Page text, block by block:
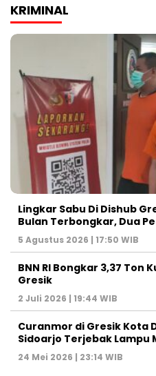
KRIMINAL
Lingkar Sabu Di Dishub
Bulan Terbongkar, Dua
5 Agustus 2026 | 17:50 WIB
BNN RI Bongkar 3,37 Ton
Gresik
2 Juli 2026 | 19:44 WIB
Curanmor di Gresik Kota
Sidoarjo Terjebak Lampu
24 Mei 2026 | 23:14 WIB